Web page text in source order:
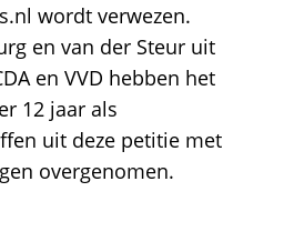
wordt verwezen.
en van der Steur uit
en VVD hebben het
12 jaar als
uit deze petitie met
overgenomen.